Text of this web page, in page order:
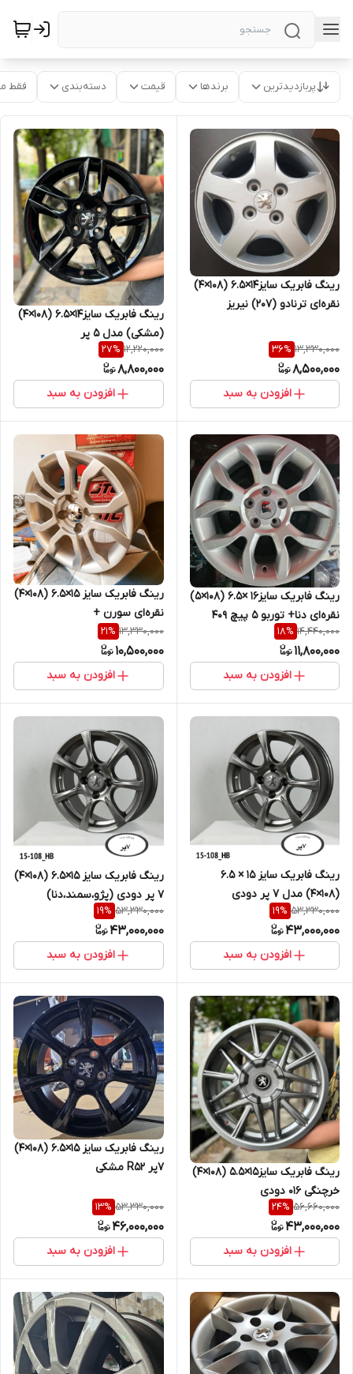
پربازدیدترین برندها قیمت دسته‌بندی فقط
رینگ فابریک سایز۱۴×۶.۵ (۱۰۸×۴)
نقره‌ای ترنادو (۲۰۷) نیریز
13,330,000
36%
8,500,000
افزودن به سبد
رینگ فابریک سایز۱۴×۶.۵ (۱۰۸×۴)
(مشکی) مدل ۵ پر
دوشاخ(207MC) نیریز
12,220,000
27%
8,800,000
افزودن به سبد
رینگ فابریک سایز۱۶ ×۶.۵ (۱۰۸×۵)
نقره‌ای دنا+ توربو ۵ پیچ ۴۰۹
14,440,000
18%
11,800,000
افزودن به سبد
رینگ فابریک سایز ۱۵×۶.۵ (۱۰۸×۴)
نقره‌ای سورن +
13,330,000
21%
10,500,000
افزودن به سبد
رینگ فابریک سایز ۱۵ × ۶.۵
(۱۰۸×۴) مدل ۷ پر دودی
(پژو،سمند،دنا)
53,330,000
19%
43,000,000
افزودن به سبد
رینگ فابریک سایز ۱۵×۶.۵ (۱۰۸×۴)
۷ پر دودی (پژو،سمند،دنا)
53,330,000
19%
43,000,000
افزودن به سبد
رینگ فابریک سایز۱۵×۵.۵ (۱۰۸×۴)
خرچنگی ۰۱۶ دودی
56,660,000
24%
43,000,000
افزودن به سبد
رینگ فابریک سایز ۱۵×۶.۵ (۱۰۸×۴)
۷پر R52 مشکی
53,330,000
13%
46,000,000
افزودن به سبد